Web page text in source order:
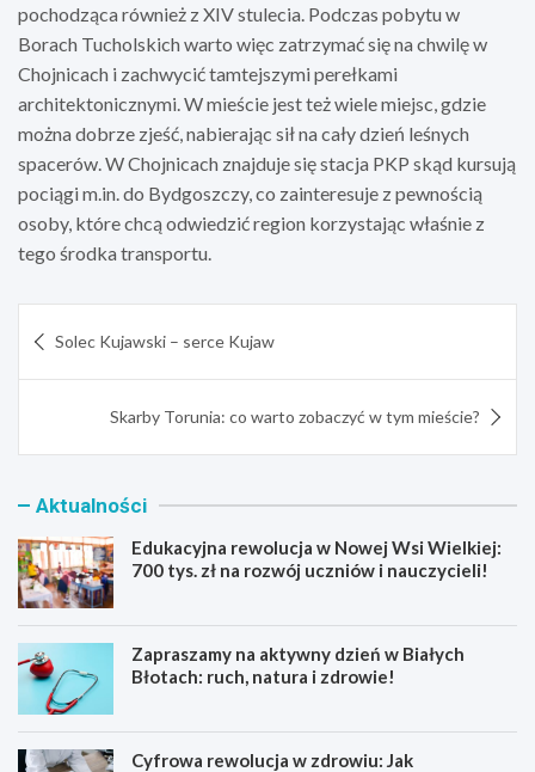
pochodząca również z XIV stulecia. Podczas pobytu w
Borach Tucholskich warto więc zatrzymać się na chwilę w
Chojnicach i zachwycić tamtejszymi perełkami
architektonicznymi. W mieście jest też wiele miejsc, gdzie
można dobrze zjeść, nabierając sił na cały dzień leśnych
spacerów. W Chojnicach znajduje się stacja PKP skąd kursują
pociągi m.in. do Bydgoszczy, co zainteresuje z pewnością
osoby, które chcą odwiedzić region korzystając właśnie z
tego środka transportu.
wpisu
Solec Kujawski – serce Kujaw
Skarby Torunia: co warto zobaczyć w tym mieście?
Aktualności
Edukacyjna rewolucja w Nowej Wsi Wielkiej:
700 tys. zł na rozwój uczniów i nauczycieli!
Zapraszamy na aktywny dzień w Białych
Błotach: ruch, natura i zdrowie!
Cyfrowa rewolucja w zdrowiu: Jak